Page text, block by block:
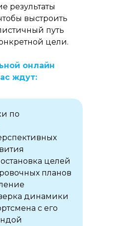
результаты
выстроить
путь
цели.
онлайн
ждут:
по
целей
планов
динамики
с его